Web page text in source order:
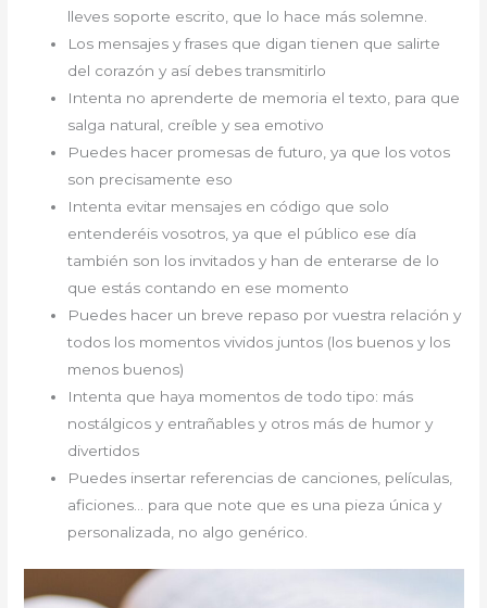
lleves soporte escrito, que lo hace más solemne.
Los mensajes y frases que digan tienen que salirte
del corazón y así debes transmitirlo
Intenta no aprenderte de memoria el texto, para que
salga natural, creíble y sea emotivo
Puedes hacer promesas de futuro, ya que los votos
son precisamente eso
Intenta evitar mensajes en código que solo
entenderéis vosotros, ya que el público ese día
también son los invitados y han de enterarse de lo
que estás contando en ese momento
Puedes hacer un breve repaso por vuestra relación y
todos los momentos vividos juntos (los buenos y los
menos buenos)
Intenta que haya momentos de todo tipo: más
nostálgicos y entrañables y otros más de humor y
divertidos
Puedes insertar referencias de canciones, películas,
aficiones… para que note que es una pieza única y
personalizada, no algo genérico.